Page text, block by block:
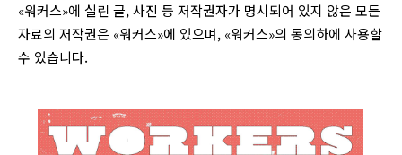
«워커스»에 실린 글, 사진 등 저작권자가 명시되어 있지 않은 모든
자료의 저작권은 «워커스»에 있으며, «워커스»의 동의하에 사용할
수 있습니다.